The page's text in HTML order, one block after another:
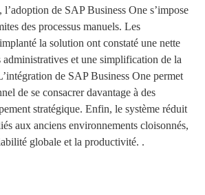
de SAP Business One s’impose
des processus manuels. Les
la solution ont constaté une nette
administratives et une simplification de la
de SAP Business One permet
de se consacrer davantage à des
stratégique. Enfin, le système réduit
aux anciens environnements cloisonnés,
globale et la productivité. .